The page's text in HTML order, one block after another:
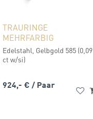
TRAURINGE
MEHRFARBIG
Edelstahl, Gelbgold 585 (0,09
ct w/si)
924,- € / Paar